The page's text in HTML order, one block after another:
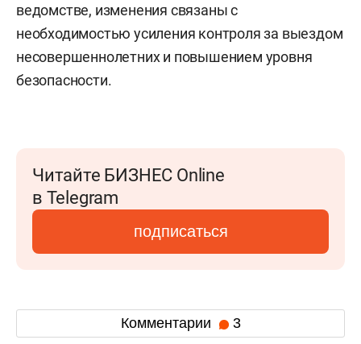
ведомстве, изменения связаны с
необходимостью усиления контроля за выездом
несовершеннолетних и повышением уровня
безопасности.
Читайте БИЗНЕС Online
в Telegram
подписаться
Комментарии 3